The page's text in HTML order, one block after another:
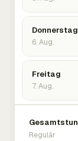
Donnerstag
6. Aug.
Freitag
7. Aug.
Regulär